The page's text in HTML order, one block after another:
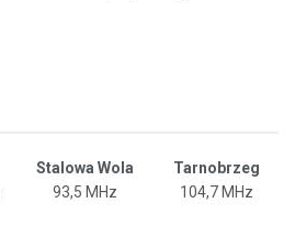
Stalowa Wola
Tarnobrzeg
93,5 MHz 104,7 MHz